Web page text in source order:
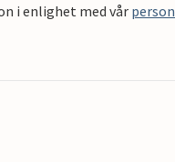
i enlighet med vår